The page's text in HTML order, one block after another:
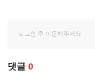
댓글 0